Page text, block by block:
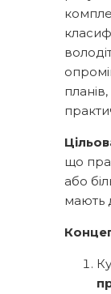
що
або
мають